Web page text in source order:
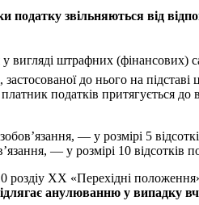
податку звільняються від
вигляді штрафних (фінансових)
до нього на підставі
податків притягується до
— у розмірі 5
— у розмірі 10 відсотків
роздіу ХХ «Перехідні
анулюванню у випадку